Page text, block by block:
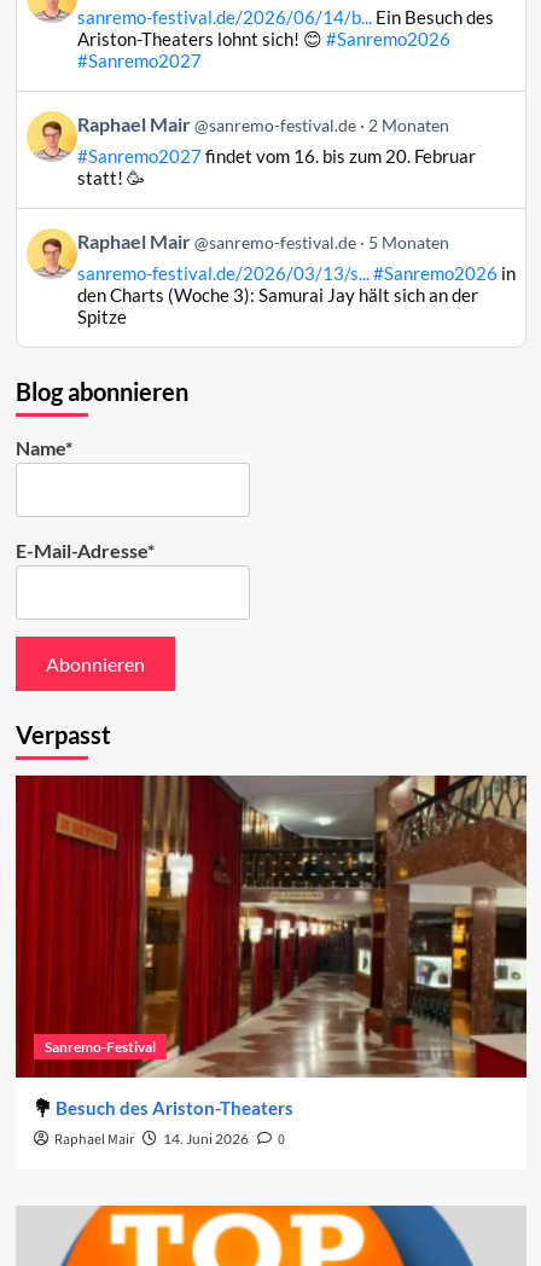
ansehen
von
Raphael
ansehen
sanremo-festival.de/2026/06/14/b...Ein Besuch des
Ariston-Theaters lohnt sich! 😊 #Sanremo2026
#Sanremo2027
Beitrag
von
Raphael
Bluesky
ansehen
Raphael Mair @sanremo-festival.de 2 Monaten
#Sanremo2027findet vom 16. bis zum 20. Februar
statt! 🥳
Beitrag
von
Raphael
ansehen
Raphael Mair @sanremo-festival.de 5 Monaten
sanremo-festival.de/2026/03/13/s...#Sanremo2026 in
den Charts (Woche 3): Samurai Jay hält sich an der
Spitze
Blog abonnieren
Name*
E-Mail-Adresse*
Verpasst
Sanremo-Festival
Besuch des Ariston-Theaters
Raphael Mair 14. Juni 2026 0